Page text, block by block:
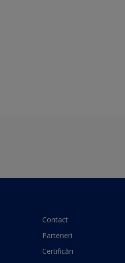
Contact
Parteneri
Certificări